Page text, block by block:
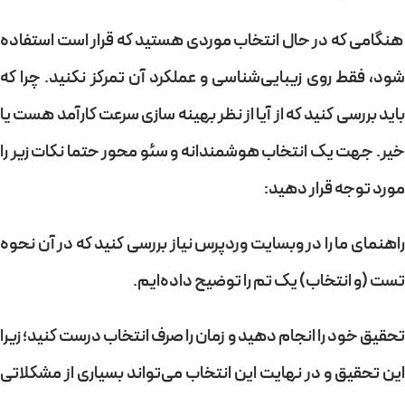
هنگامی که در حال انتخاب موردی هستید که قرار است استفاده
شود، فقط روی زیبایی‌شناسی و عملکرد آن تمرکز نکنید. چرا که
باید بررسی کنید که از آیا از نظر بهینه سازی سرعت کارآمد هست یا
خیر. جهت یک انتخاب هوشمندانه و سئو محور حتما نکات زیر را
مورد توجه قرار دهید:
راهنمای ما را در وبسایت وردپرس نیاز بررسی کنید که در آن نحوه
تست (و انتخاب) یک تم را توضیح داده‌ایم.
تحقیق خود را انجام دهید و زمان را صرف انتخاب درست کنید؛ زیرا
این تحقیق و در نهایت این انتخاب می‌تواند بسیاری از مشکلاتی